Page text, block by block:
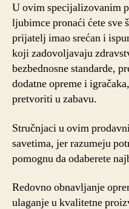
U ovim specijalizovanim
ljubimce pronaći ćete sve
prijatelj imao srećan i
koji zadovoljavaju
bezbednosne standarde,
dodatne opreme i
pretvoriti u zabavu.
Stručnjaci u ovim
savetima, jer razumeju
pomognu da odaberete
Redovno obnavljanje
ulaganje u kvalitetne